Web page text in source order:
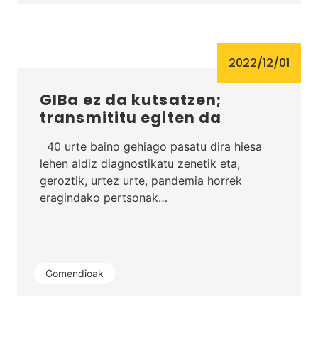
Gomendioak
2022/12/01
GIBa ez da kutsatzen;
transmititu egiten da
40 urte baino gehiago pasatu dira hiesa
lehen aldiz diagnostikatu zenetik eta,
geroztik, urtez urte, pandemia horrek
eragindako pertsonak…